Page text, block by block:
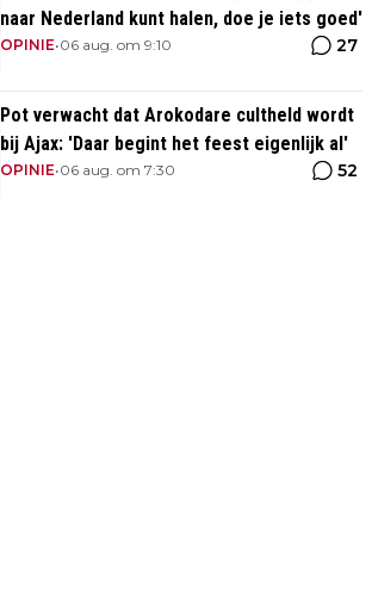
naar Nederland kunt halen, doe je iets goed'
OPINIE•06 aug. om 9:10 27
Pot verwacht dat Arokodare cultheld wordt
bij Ajax: 'Daar begint het feest eigenlijk al'
OPINIE•06 aug. om 7:30 52